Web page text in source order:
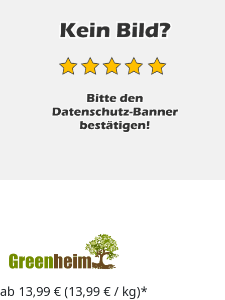
ab 13,99 € (13,99 € / kg)*